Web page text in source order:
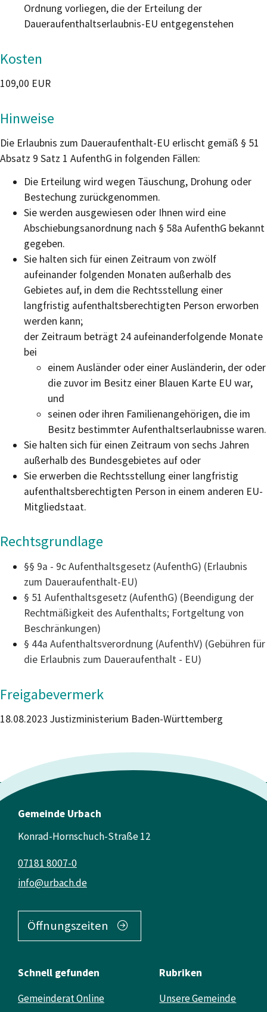
Ordnung vorliegen, die der Erteilung der
Daueraufenthaltserlaubnis-EU entgegenstehen
Kosten
109,00 EUR
Hinweise
Die Erlaubnis zum Daueraufenthalt-EU erlischt gemäß § 51
Absatz 9 Satz 1 AufenthG in folgenden Fällen:
Die Erteilung wird wegen Täuschung, Drohung oder
Bestechung zurückgenommen.
Sie werden ausgewiesen oder Ihnen wird eine
Abschiebungsanordnung nach § 58a AufenthG bekannt
gegeben.
Sie halten sich für einen Zeitraum von zwölf
aufeinander folgenden Monaten außerhalb des
Gebietes auf, in dem die Rechtsstellung einer
langfristig aufenthaltsberechtigten Person erworben
werden kann;
der Zeitraum beträgt 24 aufeinanderfolgende Monate
bei
einem Ausländer oder einer Ausländerin, der oder
die zuvor im Besitz einer Blauen Karte EU war,
und
seinen oder ihren Familienangehörigen, die im
Besitz bestimmter Aufenthaltserlaubnisse waren.
Sie halten sich für einen Zeitraum von sechs Jahren
außerhalb des Bundesgebietes auf oder
Sie erwerben die Rechtsstellung einer langfristig
aufenthaltsberechtigten Person in einem anderen EU-
Mitgliedstaat.
Rechtsgrundlage
§§ 9a - 9c Aufenthaltsgesetz (AufenthG) (Erlaubnis
zum Daueraufenthalt-EU)
§ 51 Aufenthaltsgesetz (AufenthG) (Beendigung der
Rechtmäßigkeit des Aufenthalts; Fortgeltung von
Beschränkungen)
§ 44a Aufenthaltsverordnung (AufenthV) (Gebühren für
die Erlaubnis zum Daueraufenthalt - EU)
Freigabevermerk
18.08.2023 Justizministerium Baden-Württemberg
Gemeinde Urbach
Konrad-Hornschuch-Straße 12
info@urbach.de
07181 8007-0
Öffnungszeiten
Schnell gefunden
Gemeinderat Online
Rubriken
Unsere Gemeinde